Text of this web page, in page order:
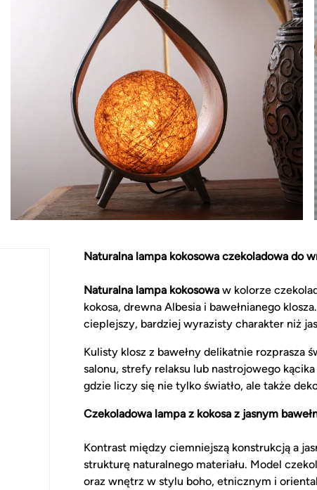
Naturalna lampa kokosowa czekoladowa do
Naturalna lampa kokosowa w kolorze
kokosa, drewna Albesia i bawełnianego
cieplejszy, bardziej wyrazisty charakter niż
Kulisty klosz z bawełny delikatnie rozprasza
salonu, strefy relaksu lub nastrojowego
gdzie liczy się nie tylko światło, ale także
Czekoladowa lampa z kokosa z jasnym
Kontrast między ciemniejszą konstrukcją a
strukturę naturalnego materiału. Model
oraz wnętrz w stylu boho, etnicznym i